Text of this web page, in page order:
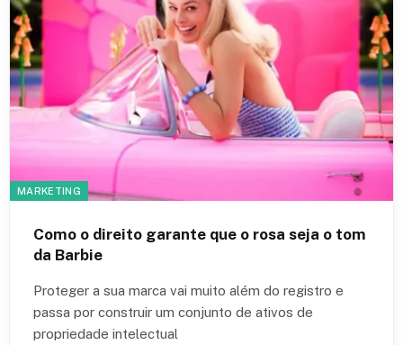
MARKETING
Como o direito garante que o rosa seja o tom
da Barbie
Proteger a sua marca vai muito além do registro e
passa por construir um conjunto de ativos de
propriedade intelectual